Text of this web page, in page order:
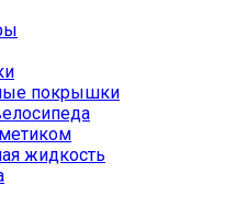
покрышки
жидкость